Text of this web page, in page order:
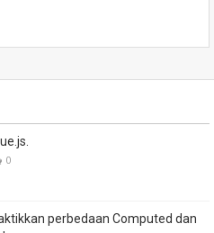
0
perbedaan Computed dan